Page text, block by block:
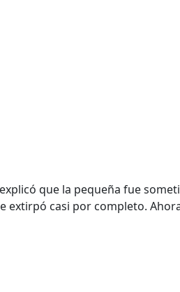
que la pequeña fue
extirpó casi por completo.